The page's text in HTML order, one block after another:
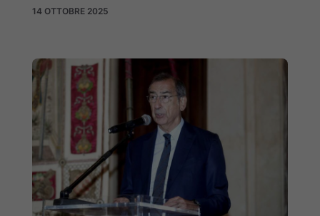
14 OTTOBRE 2025